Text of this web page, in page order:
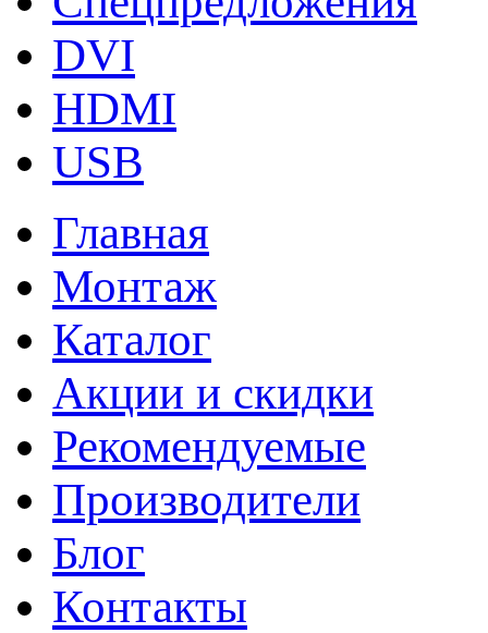
DVI
HDMI
USB
Главная
Монтаж
Каталог
Акции и скидки
Рекомендуемые
Производители
Блог
Контакты